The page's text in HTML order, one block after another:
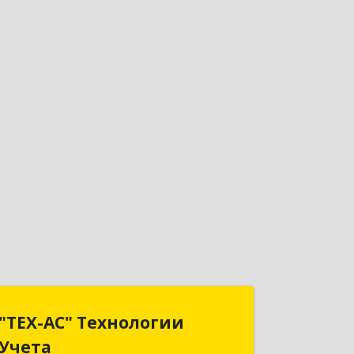
"ТЕХ-АС" Технологии